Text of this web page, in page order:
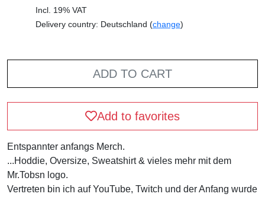
Incl. 19% VAT
Delivery country: Deutschland (change)
ADD TO CART
Add to favorites
Entspannter anfangs Merch.
...Hoddie, Oversize, Sweatshirt & vieles mehr mit dem
Mr.Tobsn logo.
Vertreten bin ich auf YouTube, Twitch und der Anfang wurde